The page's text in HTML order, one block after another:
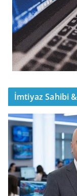
İmtiyaz Sahibi